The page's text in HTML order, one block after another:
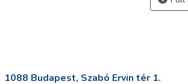
1088 Budapest, Szabó Ervin tér 1.